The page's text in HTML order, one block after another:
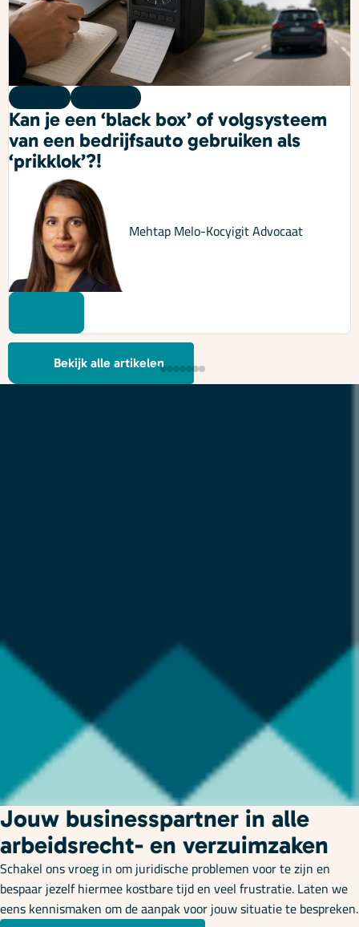
Kan je een ‘black box’ of volgsysteem
van een bedrijfsauto gebruiken als
‘prikklok’?!
Mehtap Melo-KocyigitAdvocaat
Bekijk alle artikelen
Jouw businesspartner in alle
arbeidsrecht- en verzuimzaken
Schakel ons vroeg in om juridische problemen voor te zijn en
bespaar jezelf hiermee kostbare tijd en veel frustratie. Laten we
eens kennismaken om de aanpak voor jouw situatie te bespreken.